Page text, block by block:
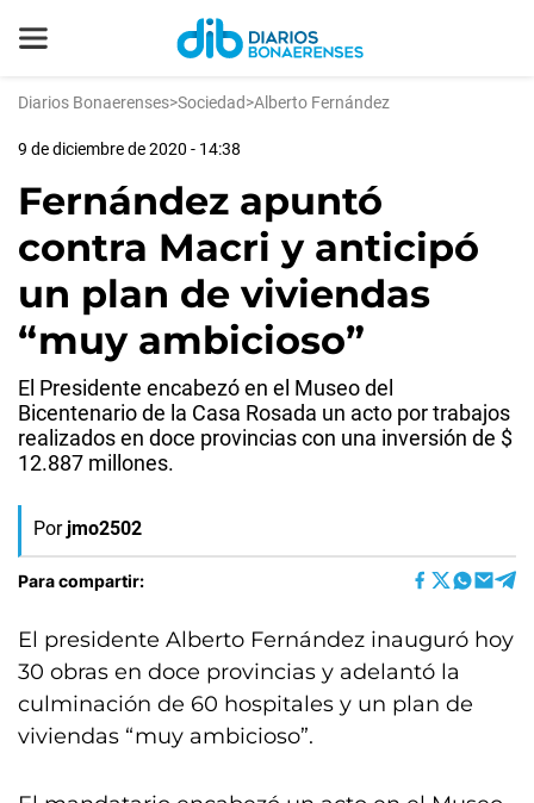
Diarios Bonaerenses>Sociedad>Alberto Fernández
9 de diciembre de 2020 - 14:38
Fernández apuntó
contra Macri y anticipó
un plan de viviendas
“muy ambicioso”
El Presidente encabezó en el Museo del
Bicentenario de la Casa Rosada un acto por trabajos
realizados en doce provincias con una inversión de $
12.887 millones.
Por jmo2502
Para compartir:
El presidente Alberto Fernández inauguró hoy
30 obras en doce provincias y adelantó la
culminación de 60 hospitales y un plan de
viviendas “muy ambicioso”.